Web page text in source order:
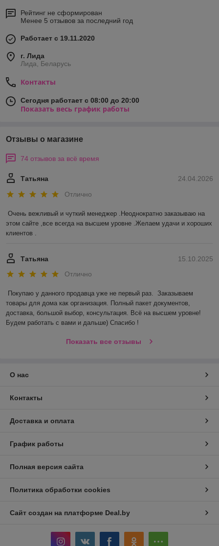
Рейтинг не сформирован
Менее 5 отзывов за последний год
Работает с 19.11.2020
г. Лида
Лида, Беларусь
Контакты
Сегодня работает с 08:00 до 20:00
Показать весь график работы
Отзывы о магазине
74 отзывов за всё время
24.04.2026
Татьяна
Отлично
Очень вежливый и чуткий менеджер .Неоднократно заказываю на
этом сайте ,все всегда на высшем уровне .Желаем удачи и хороших
клиентов .
15.10.2025
Татьяна
Отлично
Покупаю у данного продавца уже не первый раз.  Заказываем
товары для дома как организация. Полный пакет документов,
доставка, большой выбор, консультация. Всё на высшем уровне!
Будем работать с вами и дальше) Спасибо !
Показать все отзывы
О нас
Контакты
Доставка и оплата
График работы
Полная версия сайта
Политика обработки cookies
Сайт создан на платформе Deal.by